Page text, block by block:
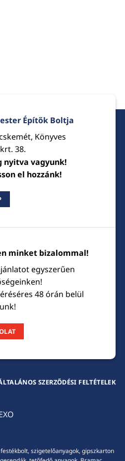
Építők Boltja
Könyves
38.
nyitva vagyunk!
el hozzánk!
minket bizalommal!
egyszerűen
48 órán belül
SZERZŐDÉSI FELTÉTELEK
szigetelőanyagok, gipszkarton